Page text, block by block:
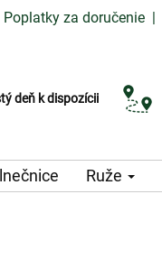
Poplatky za doručenie |
deň k dispozícii
od 99 CZK
Ruže